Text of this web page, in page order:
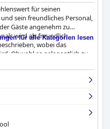
für seinen
sein freundliches Personal,
Gäste angenehm zu
wird als freundlich,
wobei das
Obwohl es gelegentlich zu
an der Rezeption
schätzten auch die
Essen und die Happy
für alle Kategorien lesen